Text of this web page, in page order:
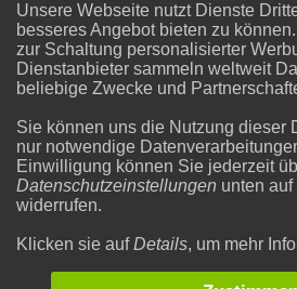
Abnehmen
Flecken entfernen
Liebe &
Natron und
Unsere Webseite nutzt Dienste
besseres Angebot bieten zu
zur Schaltung personalisierter
Dienstanbieter sammeln weltweit
beliebige Zwecke und
Sie können uns die Nutzung dieser
nur notwendige
Einwilligung können Sie jederzeit
Datenschutzeinstellungen unten
widerrufen.
Klicken sie aufDetails, um mehr